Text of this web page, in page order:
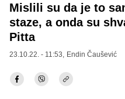
Mislili su da je to
staze, a onda su
Pitta
23.10.22. - 11:53, Endin Čaušević